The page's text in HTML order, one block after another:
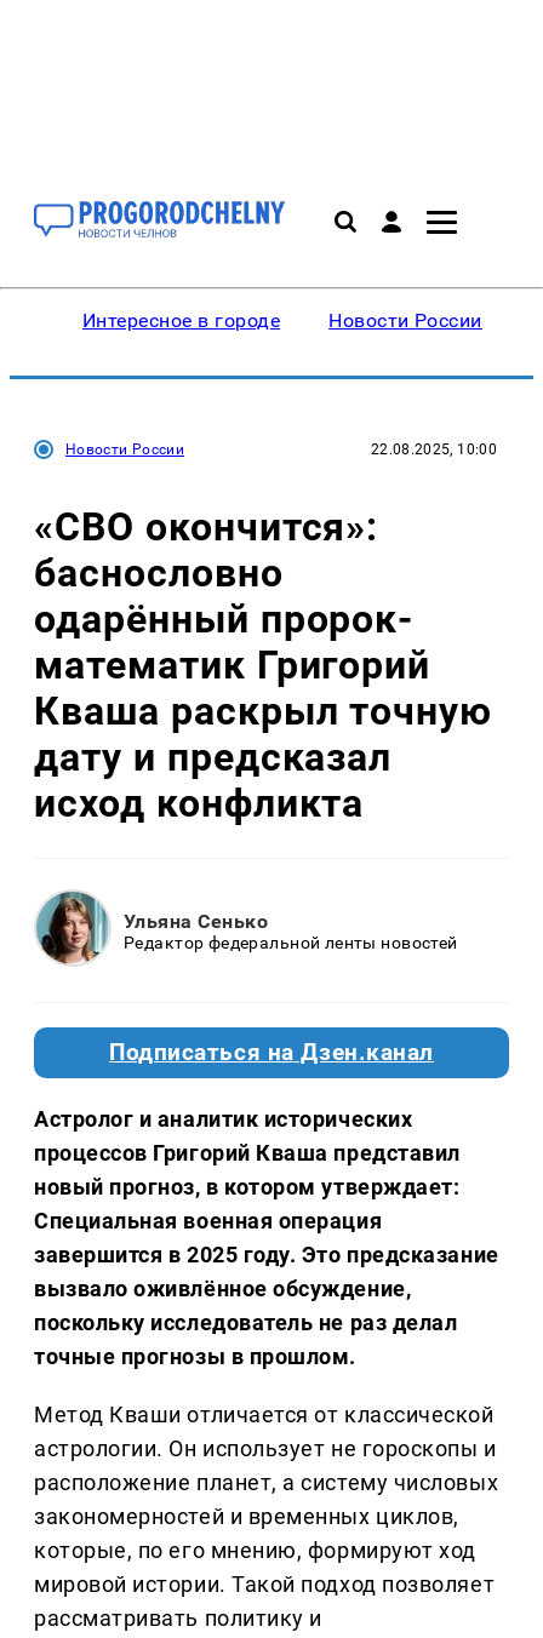
Интересное в городе Новости России
Новости России 22.08.2025, 10:00
«СВО окончится»:
баснословно
одарённый пророк-
математик Григорий
Кваша раскрыл точную
дату и предсказал
исход конфликта
Ульяна Сенько
Редактор федеральной ленты новостей
Подписаться на Дзен.канал
Астролог и аналитик исторических
процессов Григорий Кваша представил
новый прогноз, в котором утверждает:
Специальная военная операция
завершится в 2025 году. Это предсказание
вызвало оживлённое обсуждение,
поскольку исследователь не раз делал
точные прогнозы в прошлом.
Метод Кваши отличается от классической
астрологии. Он использует не гороскопы и
расположение планет, а систему числовых
закономерностей и временных циклов,
которые, по его мнению, формируют ход
мировой истории. Такой подход позволяет
рассматривать политику и